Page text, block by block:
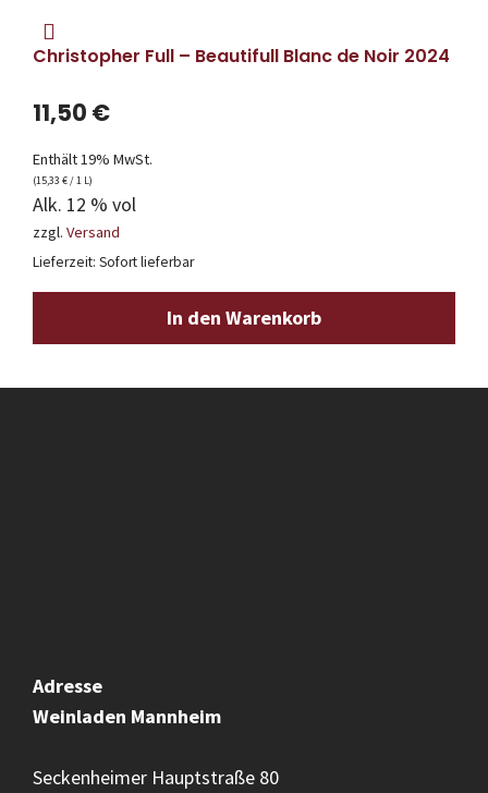
Christopher Full – Beautifull Blanc de Noir 2024
11,50 €
Enthält 19% MwSt.
(15,33 €/ 1 L)
Alk. 12 % vol
zzgl. Versand
Lieferzeit: Sofort lieferbar
In den Warenkorb
Adresse
Weinladen Mannheim
Seckenheimer Hauptstraße 80